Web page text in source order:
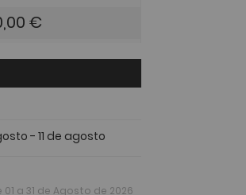
€
- 11 de agosto
a 31 de Agosto de 2026